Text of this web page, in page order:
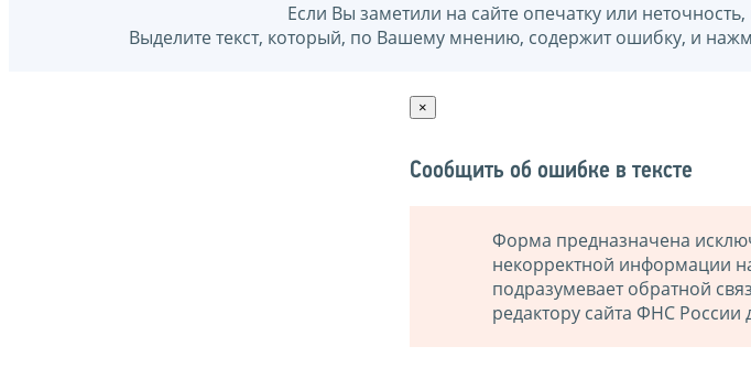
Если Вы заметили на сайте опечатку или
Выделите текст, который, по Вашему мнению, содержит ошибку, и
×
Сообщить об ошибке в тексте
Форма предназначена
некорректной информации
подразумевает обратной
редактору сайта ФНС России